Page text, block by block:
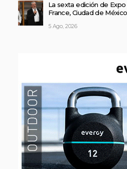
La sexta edición de Expo
France, Ciudad de México
5 Ago, 2026